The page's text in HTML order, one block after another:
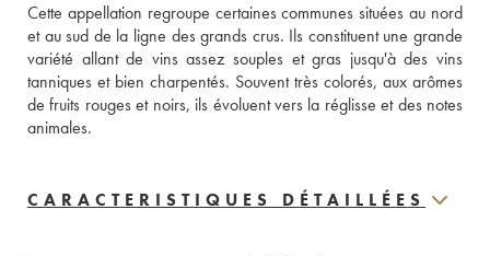
Cette appellation regroupe certaines communes situées au nord
et au sud de la ligne des grands crus. Ils constituent une grande
variété allant de vins assez souples et gras jusqu'à des vins
tanniques et bien charpentés. Souvent très colorés, aux arômes
de fruits rouges et noirs, ils évoluent vers la réglisse et des notes
animales.
CARACTERISTIQUES DÉTAILLÉES